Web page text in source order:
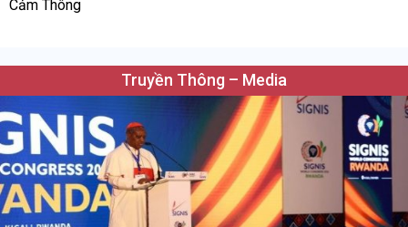
Cảm Thông
Truyền Thông – Media